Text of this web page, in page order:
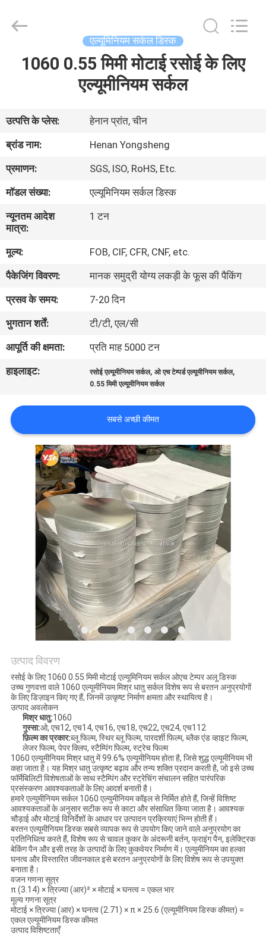
हमारे
बारे
कारखाना
गुणवत्ता
नियंत्रण
संपर्क
मामलों
उद्धरण
अनुरोध
SITEMAP
गोपनीयता
नीति
Aluminum
Industry
Reserved.
एल्यूमिनियम सर्कल डिस्क
1060 0.55 मिमी मोटाई रसोई के लिए
एल्यूमीनियम सर्कल
उत्पत्ति के प्लेस:
हेनान प्रांत, चीन
ब्रांड नाम:
Henan Yongsheng
प्रमाणन:
SGS, ISO, RoHS, Etc.
मॉडल संख्या:
एल्यूमिनियम सर्कल डिस्क
न्यूनतम आदेश
मात्रा:
1 टन
मूल्य:
FOB, CIF, CFR, CNF, etc.
पैकेजिंग विवरण:
मानक समुद्री योग्य लकड़ी के फूस की पैकिंग
प्रसव के समय:
7-20 दिन
भुगतान शर्तें:
टी/टी, एल/सी
आपूर्ति की क्षमता:
प्रति माह 5000 टन
हाइलाइट:
रसोई एल्यूमीनियम सर्कल,ओ एच टेम्पर्ड एल्यूमीनियम सर्कल,
0.55 मिमी एल्यूमीनियम सर्कल
सबसे अच्छी कीमत
उत्पाद विवरण
रसोई के लिए 1060 0.55 मिमी मोटाई एल्यूमिनियम सर्कल ओएच टेम्पर अलू डिस्क
उच्च गुणवत्ता वाले 1060 एल्यूमीनियम मिश्र धातु सर्कल विशेष रूप से बरतन अनुप्रयोगों
के लिए डिज़ाइन किए गए हैं, जिनमें उत्कृष्ट निर्माण क्षमता और स्थायित्व है।
उत्पाद अवलोकन
मिश्र धातु:1060
गुस्सा:ओ, एच12, एच14, एच16, एच18, एच22, एच24, एच112
फ़िल्म का प्रकार:ब्लू फिल्म, स्थिर ब्लू फिल्म, पारदर्शी फिल्म, ब्लैक एंड व्हाइट फिल्म,
लेजर फिल्म, पेपर क्लिप, स्टैम्पिंग फिल्म, स्ट्रेच फिल्म
1060 एल्यूमीनियम मिश्र धातु में 99.6% एल्यूमीनियम होता है, जिसे शुद्ध एल्यूमीनियम भी
कहा जाता है। यह मिश्र धातु उत्कृष्ट बढ़ाव और तन्य शक्ति प्रदान करती है, जो इसे उच्च
फॉर्मेबिलिटी विशेषताओं के साथ स्टैम्पिंग और स्ट्रेचिंग संचालन सहित पारंपरिक
प्रसंस्करण आवश्यकताओं के लिए आदर्श बनाती है।
हमारे एल्युमीनियम सर्कल 1060 एल्युमीनियम कॉइल से निर्मित होते हैं, जिन्हें विशिष्ट
आवश्यकताओं के अनुसार सटीक रूप से काटा और संसाधित किया जाता है। आवश्यक
चौड़ाई और मोटाई विनिर्देशों के आधार पर उत्पादन प्रक्रियाएं भिन्न होती हैं।
बरतन एल्यूमीनियम डिस्क सबसे व्यापक रूप से उपयोग किए जाने वाले अनुप्रयोग का
प्रतिनिधित्व करते हैं, विशेष रूप से चावल कुकर के अंदरूनी बर्तन, फ्राइंग पैन, इलेक्ट्रिक
बेकिंग पैन और इसी तरह के उत्पादों के लिए कुकवेयर निर्माण में। एल्युमीनियम का हल्का
घनत्व और विस्तारित जीवनकाल इसे बरतन अनुप्रयोगों के लिए विशेष रूप से उपयुक्त
बनाता है।
वजन गणना सूत्र
π (3.14) × त्रिज्या (आर)² × मोटाई × घनत्व = एकल भार
मूल्य गणना सूत्र
मोटाई × त्रिज्या (आर) × घनत्व (2.71) × π × 25.6 (एल्यूमीनियम डिस्क कीमत) =
एकल एल्यूमीनियम डिस्क कीमत
उत्पाद विशिष्टताएँ